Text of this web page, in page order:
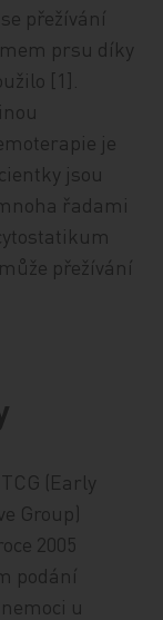
přežívání
prsu díky
[1].
je
jsou
řadami
přežívání
(Early
Group)
2005
podání
u